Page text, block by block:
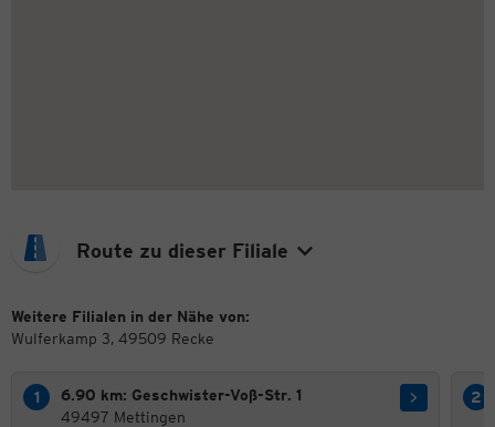
Route zu dieser Filiale
Weitere Filialen in der Nähe von:
Wulferkamp 3, 49509 Recke
6.90 km: Geschwister-Voß-Str. 1
49497 Mettingen